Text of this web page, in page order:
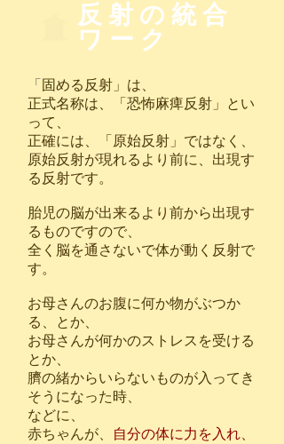
​反射の統合
ワーク
「 固める反射」は、
正式名称は、「恐怖麻痺反射」とい
って、
正確には、「原始反射」ではなく、
原始反射が現れるより前に、出現す
る反射です。
胎児の脳が出来るより前から出現す
るものですので、
全く脳を通さないで体が動く反射で
す。
お母さんのお腹に何か物がぶつか
る、とか、
お母さんが何かのストレスを受ける
とか、
臍の緒からいらないものが入ってき
そうになった時、
などに、
赤ちゃんが、
自分の体に力を入れ、